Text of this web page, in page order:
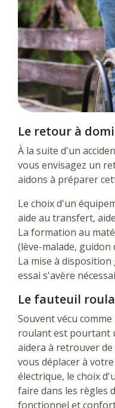
Le retour à
À la suite d'un
vous envisagez un
aidons à préparer
Le choix d'un
aide au transfert,
La formation au
(lève-malade, guidon
La mise à
essai s'avère
Le fauteuil
Souvent vécu
roulant est pourtant
aidera à retrouver
vous déplacer à
électrique, le choix
faire dans les règles
fonctionnel et